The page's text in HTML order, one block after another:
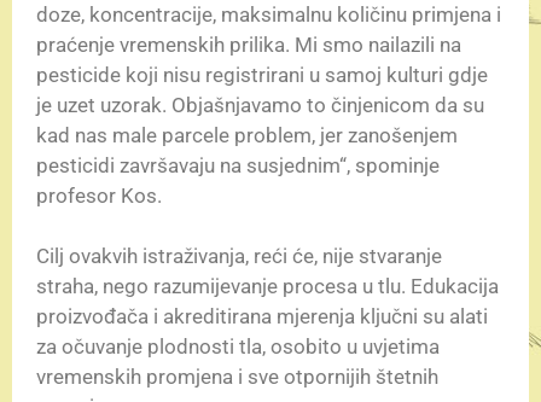
doze, koncentracije, maksimalnu količinu primjena i
praćenje vremenskih prilika. Mi smo nailazili na
pesticide koji nisu registrirani u samoj kulturi gdje
je uzet uzorak. Objašnjavamo to činjenicom da su
kad nas male parcele problem, jer zanošenjem
pesticidi završavaju na susjednim“, spominje
profesor Kos.
Cilj ovakvih istraživanja, reći će, nije stvaranje
straha, nego razumijevanje procesa u tlu. Edukacija
proizvođača i akreditirana mjerenja ključni su alati
za očuvanje plodnosti tla, osobito u uvjetima
vremenskih promjena i sve otpornijih štetnih